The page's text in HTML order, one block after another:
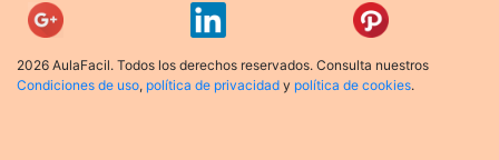
2026 AulaFacil. Todos los derechos reservados. Consulta nuestros
Condiciones de uso, política de privacidad y política de cookies.